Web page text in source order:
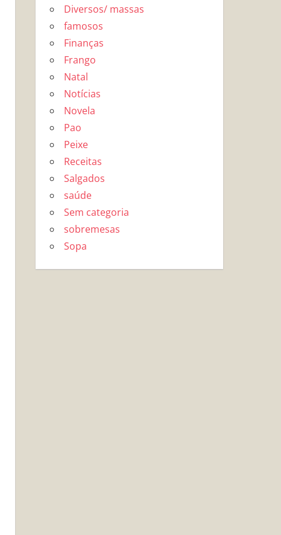
Diversos/ massas
famosos
Finanças
Frango
Natal
Notícias
Novela
Pao
Peixe
Receitas
Salgados
saúde
Sem categoria
sobremesas
Sopa